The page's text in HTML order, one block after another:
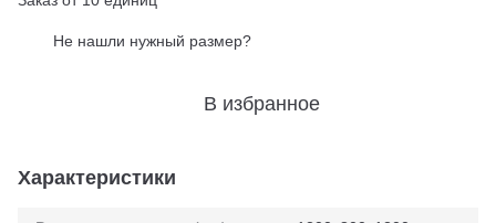
Не нашли нужный размер?
В избранное
Характеристики